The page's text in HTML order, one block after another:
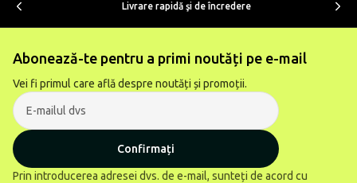
Livrare rapidă şi de încredere
Abonează-te pentru a primi noutăți pe e-mail
Vei fi primul care află despre noutăți și promoții.
Confirmați
Prin introducerea adresei dvs. de e-mail, sunteți de acord cu